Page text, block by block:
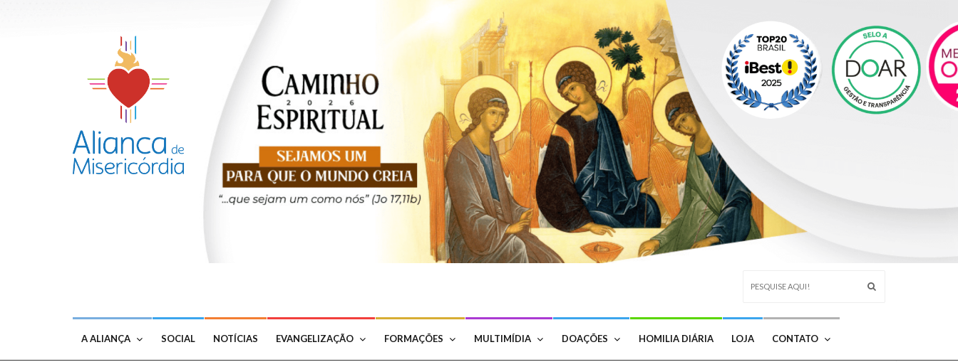
A ALIANÇA SOCIAL NOTÍCIAS EVANGELIZAÇÃO FORMAÇÕES MULTIMÍDIA DOAÇÕES HOMILIA DIÁRIA LOJA CONTATO